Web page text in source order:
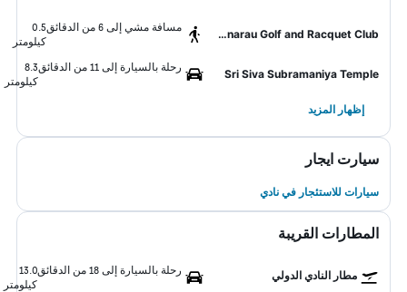
Denarau Golf and Racquet Club
مسافة مشي إلى 6 من الدقائق
0.5
كيلومتر
Sri Siva Subramaniya Temple
رحلة بالسيارة إلى 11 من الدقائق
8.3
كيلومتر
إظهار المزيد
سيارت ايجار
سيارات للاستئجار في نادي
المطارات القريبة
مطار النادي الدولي رحلة بالسيارة إلى 18 من الدقائق
13.0
كيلومتر